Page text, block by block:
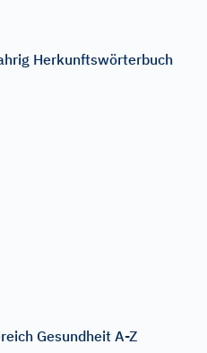
Herkunftswörterbuch
Gesundheit A-Z